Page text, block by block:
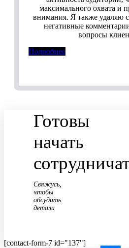
максимального охвата и
внимания. Я также удаляю
негативные
вопросы
Подробнее
Готовы
начать
Свяжусь,
чтобы
обсудить
детали
[contact-form-7 id="137"]